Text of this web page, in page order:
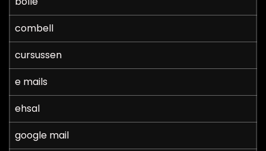
combell
cursussen
e mails
ehsal
google mail